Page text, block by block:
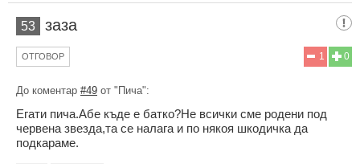
53 заза
0
1
ОТГОВОР
До коментар #49 от "Пича":
Егати пича.Абе къде е батко?Не всички сме родени под
червена звезда,та се налага и по някоя шкодичка да
подкараме.